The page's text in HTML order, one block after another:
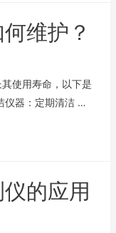
维护？
使用寿命，以下是
仪器：定期清洁 …
的应用